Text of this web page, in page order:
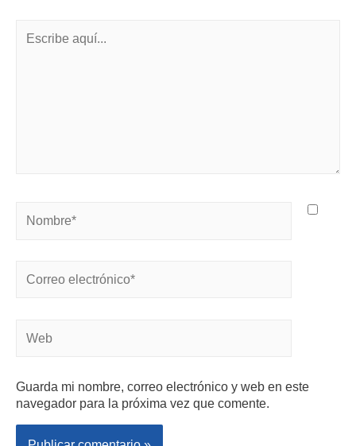
Guarda mi nombre, correo electrónico y web en este
navegador para la próxima vez que comente.